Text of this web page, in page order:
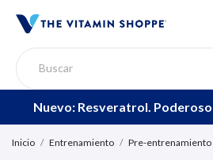
Nuevo: Resveratrol.
Inicio Entrenamiento Pre-entrenamiento